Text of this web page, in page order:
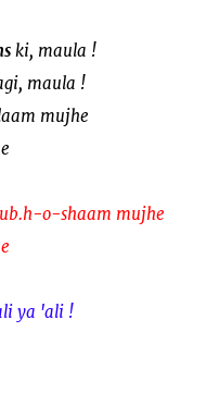
ki, maula !
maula !
mujhe
o-shaam mujhe
ya 'ali !